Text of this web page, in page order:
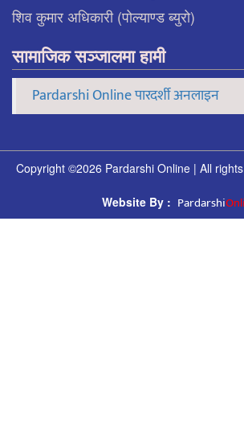
शिव कुमार अधिकारी (पोल्याण्ड ब्युरो)
सामाजिक सञ्जालमा हामी
Pardarshi Online पारदर्शी अनलाइन
Copyright ©2026 Pardarshi Online | All
Website By : Pardarshi